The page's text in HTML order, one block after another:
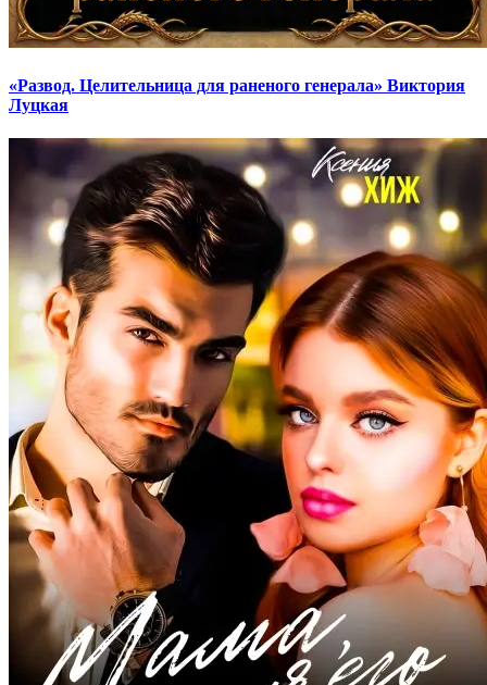
«Развод. Целительница для раненого генерала» Виктория
Луцкая